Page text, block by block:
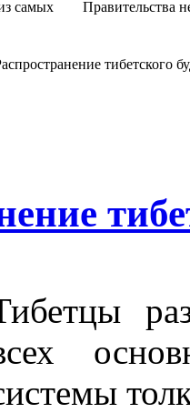
самых
Правительства
тибетского